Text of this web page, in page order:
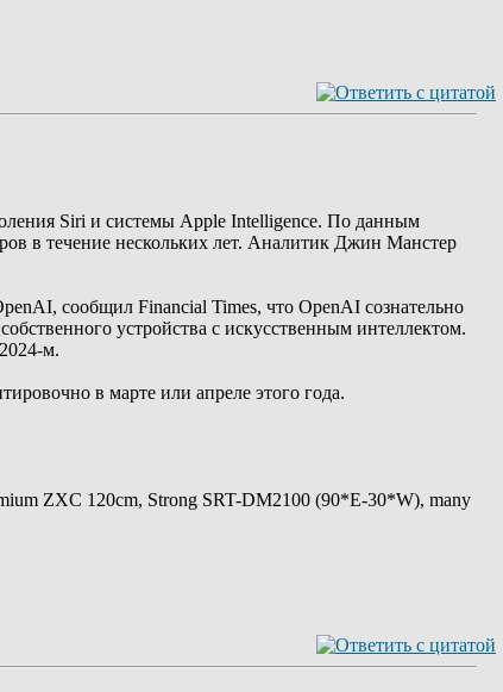
Siri и системы Apple Intelligence. По данным
в течение нескольких лет. Аналитик Джин Манстер
сообщил Financial Times, что OpenAI сознательно
устройства с искусственным интеллектом.
м.
в марте или апреле этого года.
ZXC 120cm, Strong SRT-DM2100 (90*E-30*W), many